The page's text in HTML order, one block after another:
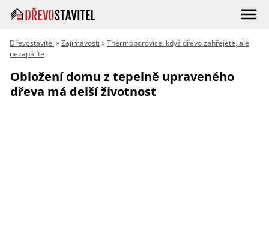
Dřevostavitel »Zajímavosti »Thermoborovice: když dřevo zahřejete, ale
nezapálíte
Obložení domu z tepelně upraveného
dřeva má delší životnost